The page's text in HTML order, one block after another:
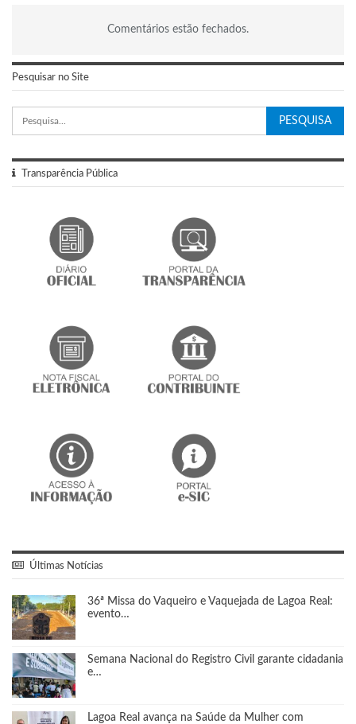
Comentários estão fechados.
Pesquisar no Site
Transparência Pública
Últimas Notícias
36ª Missa do Vaqueiro e Vaquejada de Lagoa Real:
evento…
Semana Nacional do Registro Civil garante cidadania
e…
Lagoa Real avança na Saúde da Mulher com